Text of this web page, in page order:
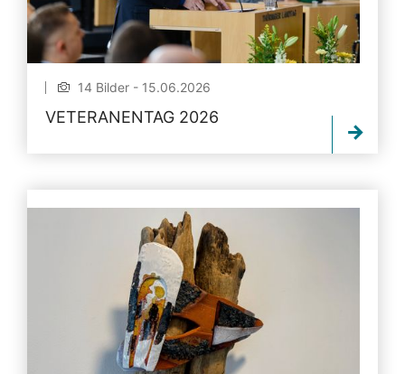
14 Bilder - 15.06.2026
VETERANENTAG 2026